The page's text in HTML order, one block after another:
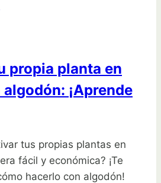
propia planta en
¡Aprende
tus propias plantas en
fácil y económica? ¡Te
hacerlo con algodón!